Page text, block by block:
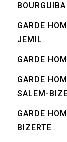
BOURGUIBA
GARDE
JEMIL
GARDE
GARDE
SALEM-
GARDE
BIZERTE